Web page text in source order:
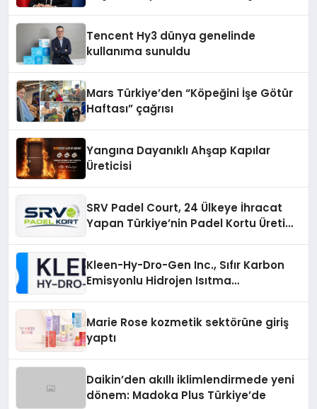
Tencent Hy3 dünya genelinde
kullanıma sunuldu
Mars Türkiye’den “Köpeğini İşe Götür
Haftası” çağrısı
Yangına Dayanıklı Ahşap Kapılar
Üreticisi
SRV Padel Court, 24 Ülkeye İhracat
Yapan Türkiye’nin Padel Kortu Üretim
Kleen-Hy-Dro-Gen Inc., Sıfır Karbon
Emisyonlu Hidrojen Isıtma
Marie Rose kozmetik sektörüne giriş
yaptı
Daikin’den akıllı iklimlendirmede yeni
dönem: Madoka Plus Türkiye’de